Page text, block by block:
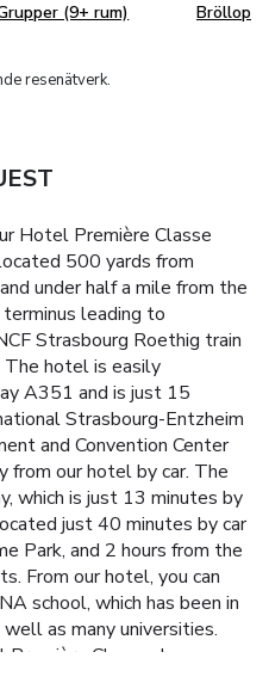
(9+ rum) Bröllop
resenätverk.
Hotel Première Classe
500 yards from
under half a mile from the
leading to
Strasbourg Roethig train
hotel is easily
A351 and is just 15
Strasbourg-Entzheim
and Convention Center
from our hotel by car. The
which is just 13 minutes by
just 40 minutes by car
Park, and 2 hours from the
From our hotel, you can
school, which has been in
as many universities.
Classe de